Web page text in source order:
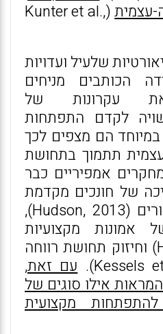
עצמית (Kunter et al.,
שלעיל ועדויות
הכותבים מניחים
עקרונות של
לקדם התפתחות
הם מצפים לכך
תתמוך בתחושת
אמפיריים כבר
של חונכים מקדמת
התפתחות ידע וכישורים (Hudson, 2013),
אמונות מקצועיות
(Haser& Star, 2009) וחיזוק תחושת רווחה
עם זאת,
אילו סוגים של
להתפתחות מקצועית